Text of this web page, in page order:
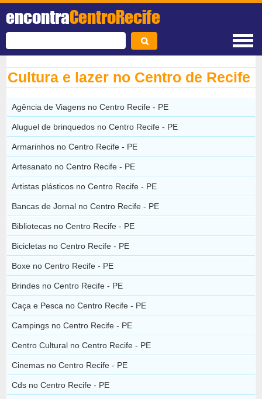
encontraCentroRecife
Cultura e lazer no Centro de Recife
Agência de Viagens no Centro Recife - PE
Aluguel de brinquedos no Centro Recife - PE
Armarinhos no Centro Recife - PE
Artesanato no Centro Recife - PE
Artistas plásticos no Centro Recife - PE
Bancas de Jornal no Centro Recife - PE
Bibliotecas no Centro Recife - PE
Bicicletas no Centro Recife - PE
Boxe no Centro Recife - PE
Brindes no Centro Recife - PE
Caça e Pesca no Centro Recife - PE
Campings no Centro Recife - PE
Centro Cultural no Centro Recife - PE
Cinemas no Centro Recife - PE
Cds no Centro Recife - PE